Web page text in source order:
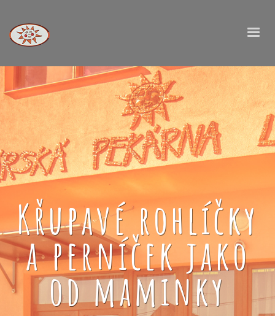
Křupavé rohlíčky
a perníček jako
od maminky